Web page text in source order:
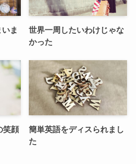
ま
世界一周したいわけじゃな
かった
笑顔
簡単英語をディスられまし
た